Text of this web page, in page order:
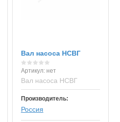
Вал насоса НСВГ
Артикул:нет
Вал насоса НСВГ
Производитель:
Россия